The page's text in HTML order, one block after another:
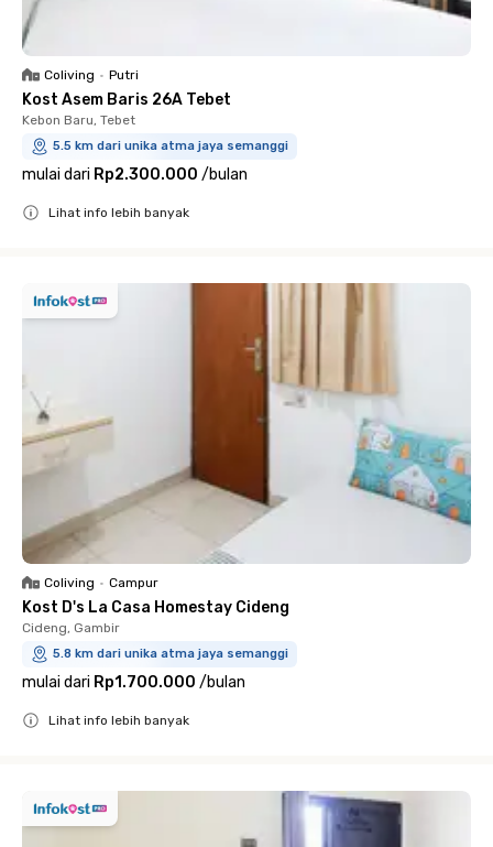
Coliving • Putri
Kost Asem Baris 26A Tebet
Kebon Baru, Tebet
5.5 km dari unika atma jaya semanggi
mulai dari Rp2.300.000 /bulan
Lihat info lebih banyak
Coliving • Campur
Kost D's La Casa Homestay Cideng
Cideng, Gambir
5.8 km dari unika atma jaya semanggi
mulai dari Rp1.700.000 /bulan
Lihat info lebih banyak